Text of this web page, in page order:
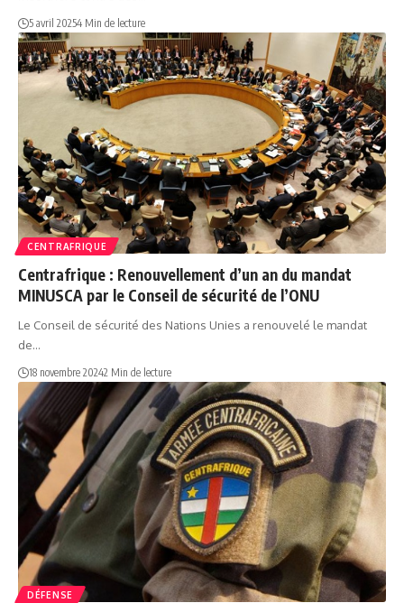
5 avril 20254 Min de lecture
CENTRAFRIQUE
Centrafrique : Renouvellement d’un an du mandat
MINUSCA par le Conseil de sécurité de l’ONU
Le Conseil de sécurité des Nations Unies a renouvelé le mandat
de…
18 novembre 20242 Min de lecture
DÉFENSE